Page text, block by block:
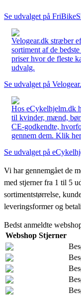
Se udvalget på
Velogear.dk stræber
sortiment af de
priser hvor de fleste
udvalg.
Se udvalget på
Hos eCykelhjelm.dk
til kvinder, mænd,
CE-godkendte,
gennem dem. Klik
Se udvalget på
Vi har gennemgået de
med stjerner fra 1 til 5
sortimentstørrelse,
leveringsformer og
Bedst anmeldte
Webshop Stjerner